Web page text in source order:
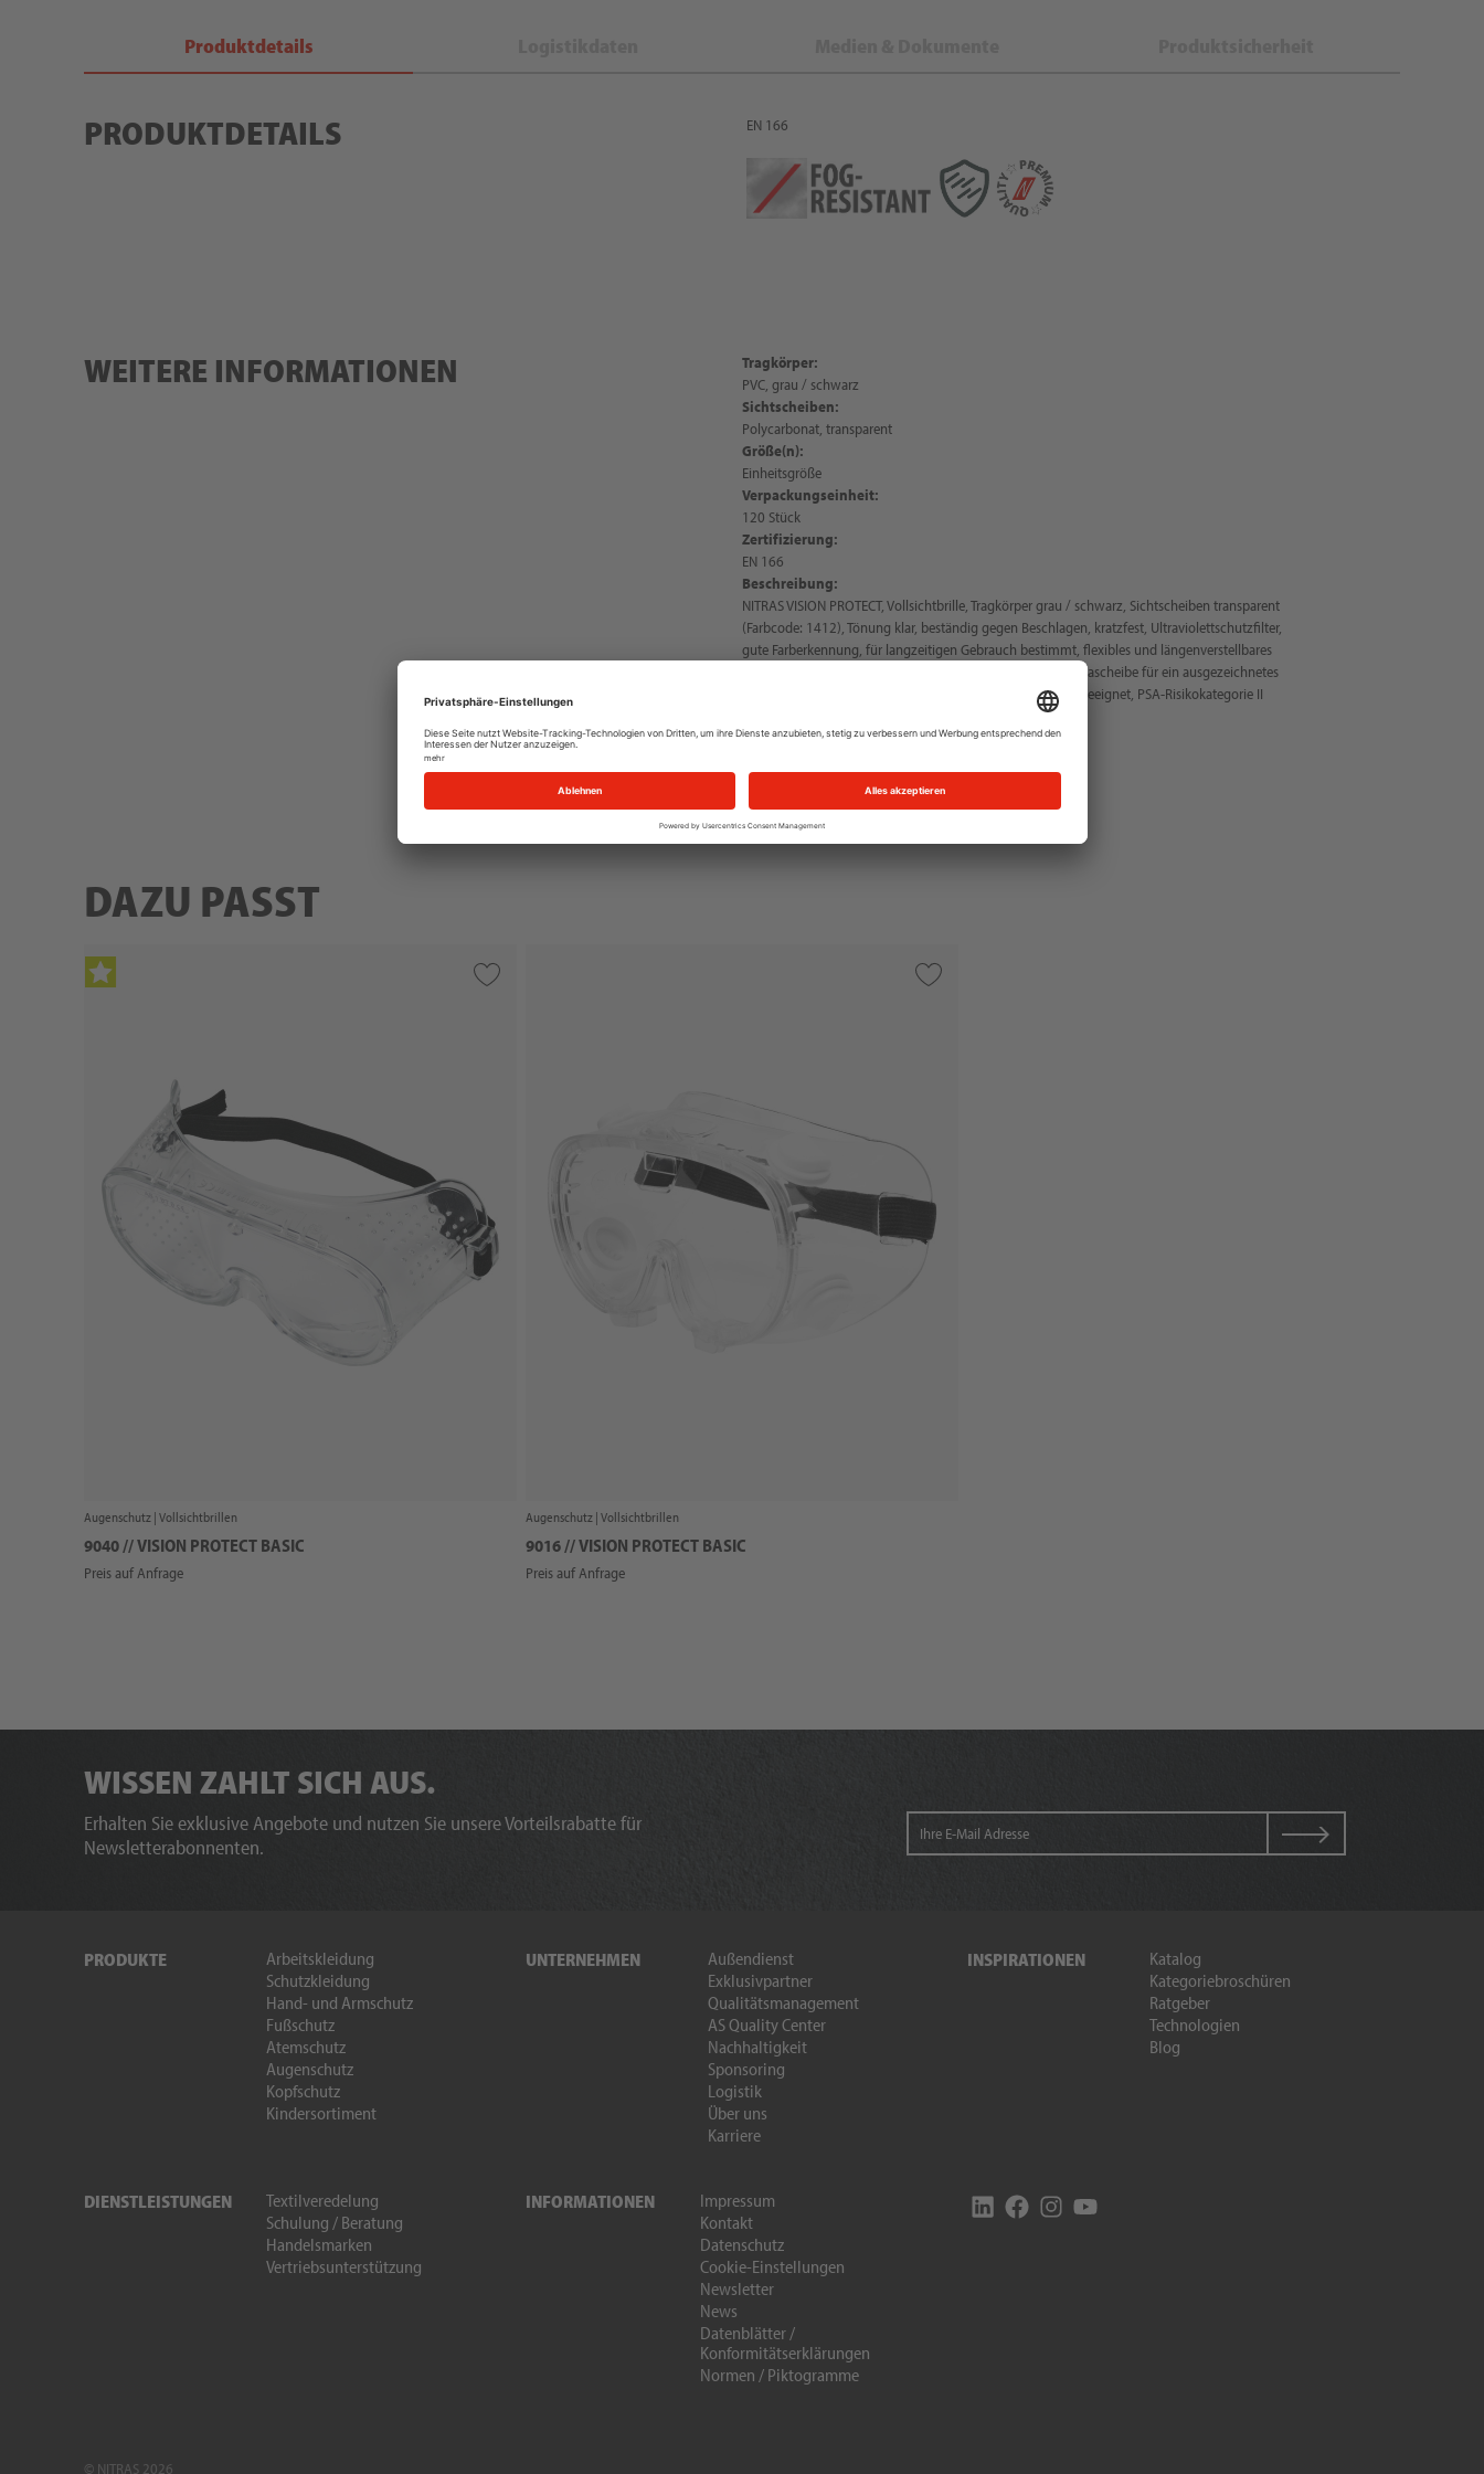
Produktdetails
PRODUKTDETAILS EN 166
WEITERE INFORMATIONEN
Tragkörper:
PVC, grau / schwarz
Sichtscheiben:
Polycarbonat, transparent
Größe(n):
Einheitsgröße
Verpackungseinheit:
120 Stück
Zertifizierung:
EN 166
Beschreibung:
NITRAS VISION PROTECT, Vollsichtbrille, Tragkörper grau / schwarz, Sichtscheiben transparent
(Farbcode: 1412), Tönung klar, beständig gegen Beschlagen, kratzfest, Ultraviolettschutzfilter,
gute Farberkennung, für langzeitigen Gebrauch bestimmt, flexibles und längenverstellbares
Kopfband, optimale Ventilationsöffnungen, große Panoramascheibe für ein ausgezeichnetes
Sichtfeld, perfekter Tragekomfort, für Brillenträger bestens geeignet, PSA-Risikokategorie II
DAZU PASST
Augenschutz | Vollsichtbrillen
9040 // VISION PROTECT BASIC
Preis auf Anfrage
Augenschutz | Vollsichtbrillen
9016 // VISION PROTECT BASIC
Preis auf Anfrage
WISSEN ZAHLT SICH AUS.
Erhalten Sie exklusive Angebote und nutzen Sie unsere Vorteilsrabatte für
Newsletterabonnenten.
PRODUKTE
Arbeitskleidung
Schutzkleidung
Hand- und Armschutz
Fußschutz
Atemschutz
Augenschutz
Kopfschutz
Kindersortiment
UNTERNEHMEN
Außendienst
Exklusivpartner
Qualitätsmanagement
AS Quality Center
Nachhaltigkeit
Sponsoring
Logistik
Über uns
Karriere
INSPIRATIONEN
Katalog
Kategoriebroschüren
Ratgeber
Technologien
Blog
DIENSTLEISTUNGEN
Textilveredelung
Schulung / Beratung
Handelsmarken
Vertriebsunterstützung
INFORMATIONEN
Impressum
Kontakt
Datenschutz
Cookie-Einstellungen
Newsletter
News
Datenblätter /
Konformitätserklärungen
Normen / Piktogramme
© NITRAS 2026